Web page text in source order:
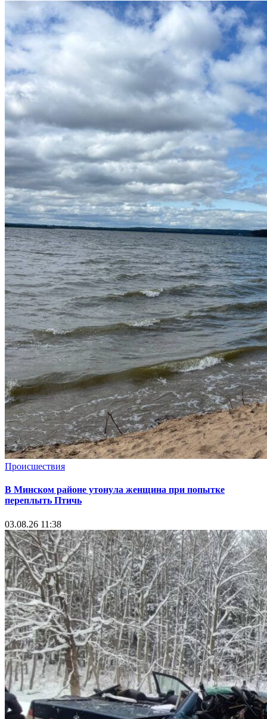
Происшествия
В Минском районе утонула женщина при попытке
переплыть Птичь
03.08.26 11:38